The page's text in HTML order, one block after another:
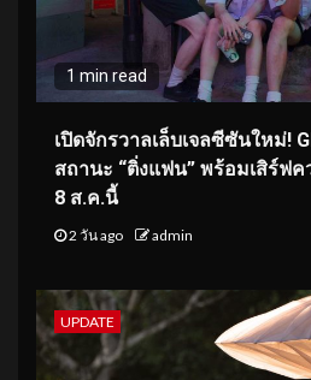
1 min read
เปิดจักรวาลเล็บเจลซีซันใหม่!
สถานะ “ติ่งแฟน” พร้อมเสิร์ฟ
8 ส.ค.นี้
2 วัน ago admin
UPDATE